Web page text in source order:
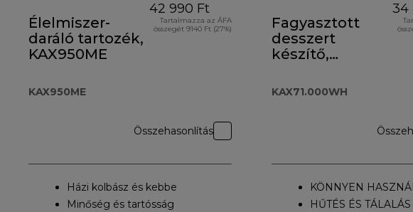
Élelmiszer-
daráló tartozék,
KAX950ME
KAX950ME
42 990 Ft
Tartalmazza az ÁFA
összegét 9140 Ft (27%)
Összehasonlítás
Házi kolbász és kebbe
Minőség és tartósság
Fagyasztott
desszert
készítő,
KAX71.000WH
34
KÖNNYEN
HŰTÉS ÉS TÁLALÁS